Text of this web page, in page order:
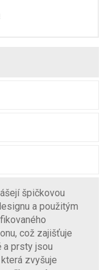
špičkovou
a použitým
což zajišťuje
a prsty jsou
zvyšuje